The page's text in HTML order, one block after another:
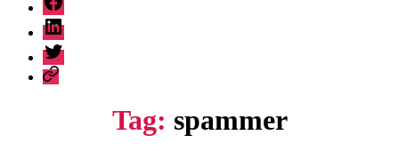
linkedin
twitter
sessionize
Tag: spammer